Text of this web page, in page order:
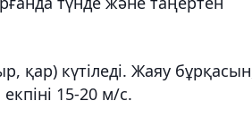
қар) күтіледі. Жаяу
15-20 м/с.